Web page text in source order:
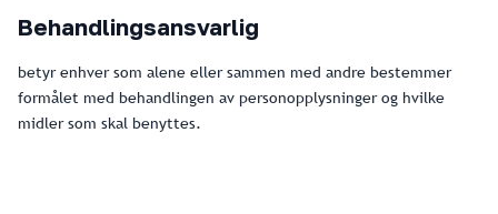
Behandlingsansvarlig
betyr enhver som alene eller sammen med andre bestemmer
formålet med behandlingen av personopplysninger og hvilke
midler som skal benyttes.